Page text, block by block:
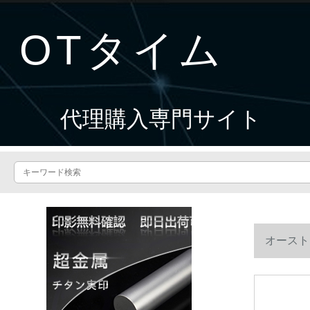
OTタイム
代理購入専門サイト
オース